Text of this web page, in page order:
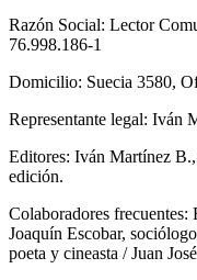
Razón Social: Lector
76.998.186-1
Domicilio: Suecia 3580,
Representante legal: Iván
Editores: Iván Martínez
edición.
Colaboradores frecuentes:
Joaquín Escobar,
poeta y cineasta / Juan